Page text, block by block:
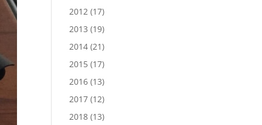
2012 (17)
2013 (19)
2014 (21)
2015 (17)
2016 (13)
2017 (12)
2018 (13)